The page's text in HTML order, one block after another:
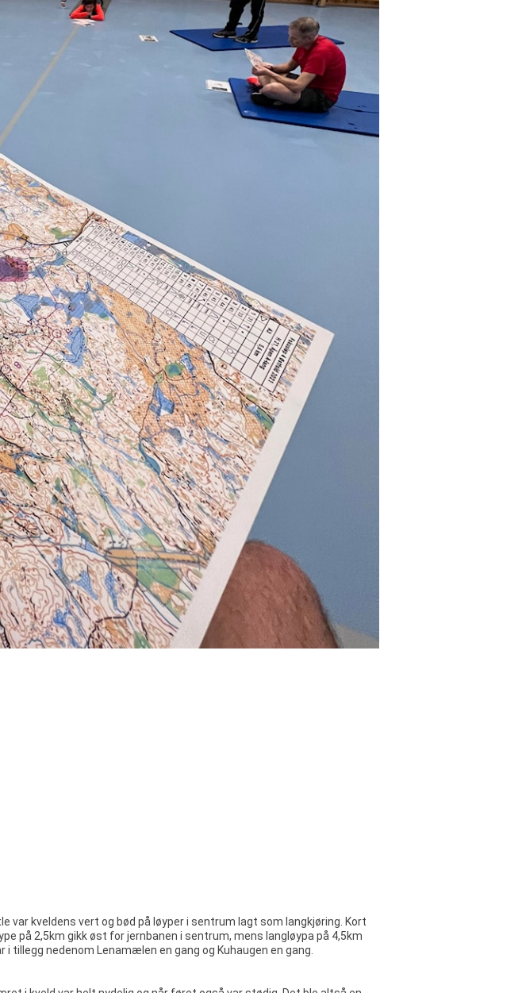
var kveldens vert og bød på løyper i sentrum lagt som langkjøring. Kort
på 2,5km gikk øst for jernbanen i sentrum, mens langløypa på 4,5km
i tillegg nedenom Lenamælen en gang og Kuhaugen en gang.